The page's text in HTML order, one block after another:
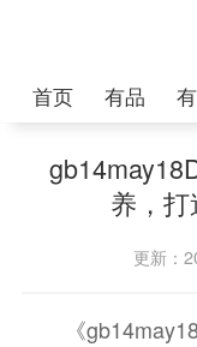
首页 有品
养，打
更新：
《